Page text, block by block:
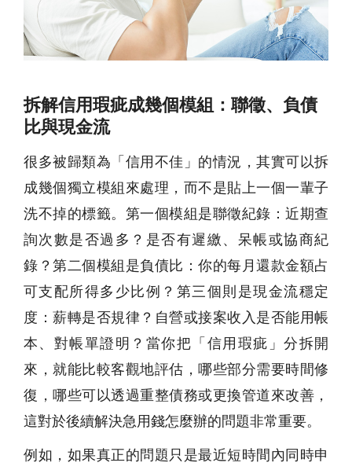
拆解信用瑕疵成幾個模組：聯徵、負債
比與現金流
很多被歸類為「信用不佳」的情況，其實可以拆
成幾個獨立模組來處理，而不是貼上一個一輩子
洗不掉的標籤。第一個模組是聯徵紀錄：近期查
詢次數是否過多？是否有遲繳、呆帳或協商紀
錄？第二個模組是負債比：你的每月還款金額占
可支配所得多少比例？第三個則是現金流穩定
度：薪轉是否規律？自營或接案收入是否能用帳
本、對帳單證明？當你把「信用瑕疵」分拆開
來，就能比較客觀地評估，哪些部分需要時間修
復，哪些可以透過重整債務或更換管道來改善，
這對於後續解決急用錢怎麼辦的問題非常重要。
例如，如果真正的問題只是最近短時間內同時申